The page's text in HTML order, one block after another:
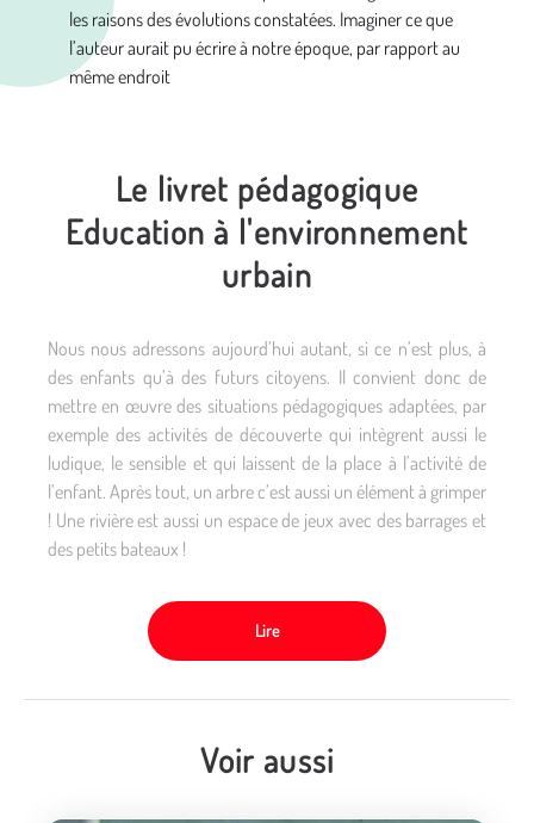
les raisons des évolutions constatées. Imaginer ce que
l’auteur aurait pu écrire à notre époque, par rapport au
même endroit
Le livret pédagogique
Education à l'environnement
urbain
Nous nous adressons aujourd’hui autant, si ce n’est plus, à
des enfants qu’à des futurs citoyens. Il convient donc de
mettre en œuvre des situations pédagogiques adaptées, par
exemple des activités de découverte qui intègrent aussi le
ludique, le sensible et qui laissent de la place à l’activité de
l’enfant. Après tout, un arbre c’est aussi un élément à grimper
! Une rivière est aussi un espace de jeux avec des barrages et
des petits bateaux !
Lire
Voir aussi